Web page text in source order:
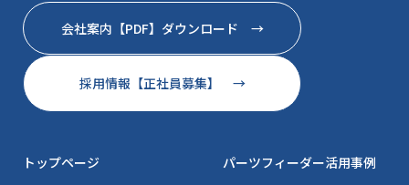
会社案内【PDF】ダウンロード →
採用情報【正社員募集】 →
トップページ
パーツフィーダー活用事例